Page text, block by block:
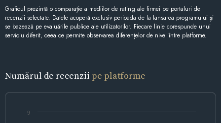
Graficul prezintă o comparație a mediilor de rating ale firmei pe portaluri de
recenzii selectate. Datele acoperă exclusiv perioada de la lansarea programului și
se bazează pe evaluările publice ale utilizatorilor. Fiecare linie corespunde unui
serviciu diferit, ceea ce permite observarea diferențelor de nivel între platforme.
Numărul de recenzii pe platforme
9